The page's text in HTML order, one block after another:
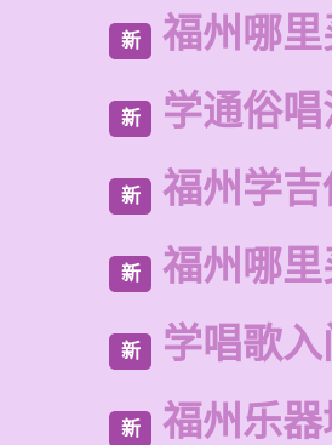
新 福州哪
新 学通俗
新 福州学
新 福州哪
新 学唱歌
新 福州乐